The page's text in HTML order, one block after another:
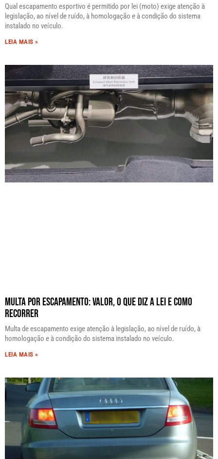
Qual escapamento esportivo é permitido por lei (moto) exige atenção à
legislação, ao nível de ruído, à homologação e à condição do sistema
instalado no veículo.
LEIA MAIS »
Multa por Escapamento: Valor, o Que Diz a Lei e Como
Recorrer
Multa de escapamento exige atenção à legislação, ao nível de ruído, à
homologação e à condição do sistema instalado no veículo.
LEIA MAIS »